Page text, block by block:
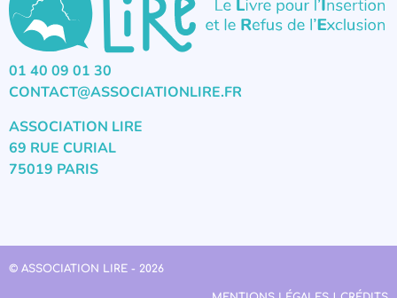
01 40 09 01 30
CONTACT@ASSOCIATIONLIRE.FR
ASSOCIATION LIRE
69 RUE CURIAL
75019 PARIS
© ASSOCIATION LIRE - 2026